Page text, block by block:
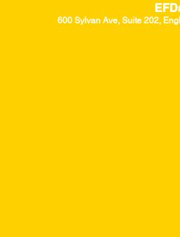
600 Sylvan Ave, Suite 202,